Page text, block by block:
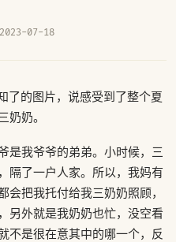
07-18
了的图片，说感受到了整个夏
奶奶。
是我爷爷的弟弟。小时候，三
隔了一户人家。所以，我妈有
把我托付给我三奶奶照顾，
另外就是我奶奶也忙，没空看
不是很在意其中的哪一个，反